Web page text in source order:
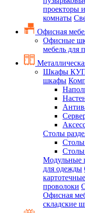
проекторы
комнаты
Офисная
Офисные
мебель для
Шкафы
шкафы
Столы
Столы
Столы
Модульные
для одежды
картотечные
проволоки
Офисная
складские